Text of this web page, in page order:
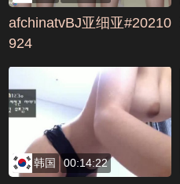
afchinatvBJ亚细亚#20210
924
韩国 00:14:22